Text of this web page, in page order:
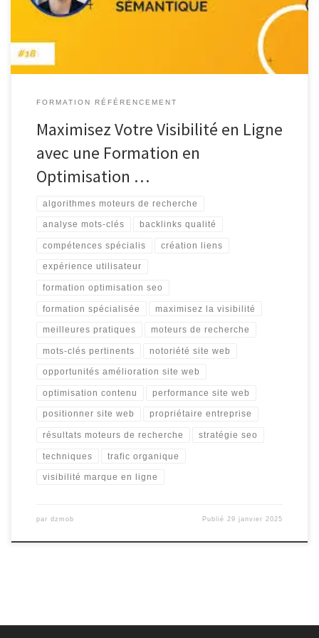
site web. En suivant une formation spécialisée en SEO, […]
FORMATION RÉFÉRENCEMENT
Maximisez Votre Visibilité en Ligne
avec une Formation en
Optimisation …
algorithmes moteurs de recherche
analyse mots-clés backlinks qualité
compétences spécialis création liens
expérience utilisateur
formation optimisation seo
formation spécialisée maximisez la visibilité
meilleures pratiques moteurs de recherche
mots-clés pertinents notoriété site web
opportunités amélioration site web
optimisation contenu performance site web
positionner site web propriétaire entreprise
résultats moteurs de recherche stratégie seo
techniques trafic organique
visibilité marque en ligne
par dzmob Publié 29 janvier 2025